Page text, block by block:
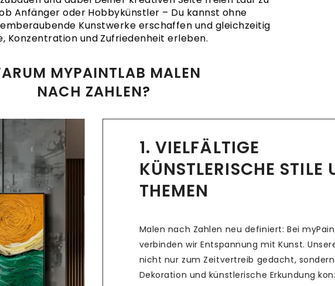
Anfänger oder Hobbykünstler – Du kannst ohne
Kunstwerke erschaffen und gleichzeitig
Konzentration und Zufriedenheit erleben.
MYPAINTLAB MALEN
NACH ZAHLEN?
1. VIELFÄLTIGE
KÜNSTLERISCHE STILE
THEMEN
Malen nach Zahlen neu definiert: Bei
verbinden wir Entspannung mit Kunst.
nicht nur zum Zeitvertreib gedacht,
Dekoration und künstlerische Erkundung